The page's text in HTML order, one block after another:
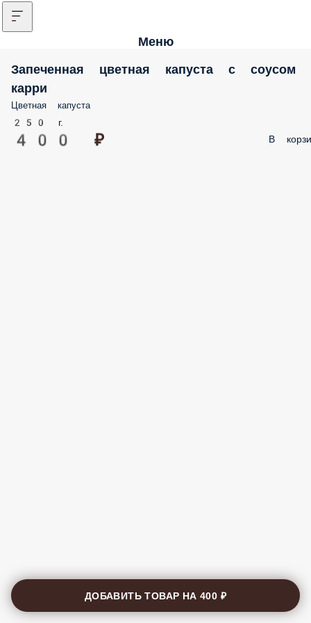
Меню
Запеченная цветная капуста с
карри
Цветная капуста
250 г.
400 ₽ В
ДОБАВИТЬ ТОВАР НА400 ₽